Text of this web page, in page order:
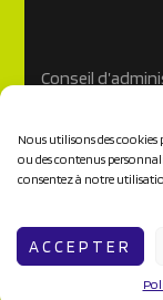
Nous utilisons des
ou des contenus
consentez à notre
ACCEPTER
Conseil
Règlements
L’histoire de
2026
Développé par